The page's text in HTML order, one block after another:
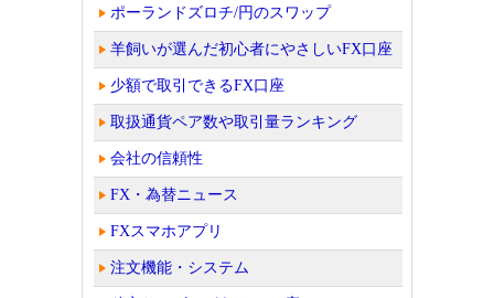
ポーランドズロチ/円のスワップ
羊飼いが選んだ初心者にやさしいFX口座
少額で取引できるFX口座
取扱通貨ペア数や取引量ランキング
会社の信頼性
FX・為替ニュース
FXスマホアプリ
注文機能・システム